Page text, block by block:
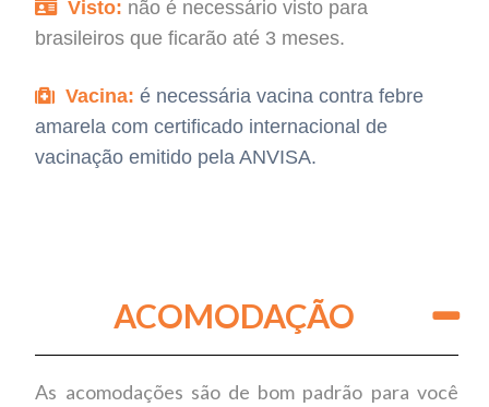
Visto: não é necessário visto para
brasileiros que ficarão até 3 meses.
Vacina: é necessária vacina contra febre
amarela com certificado internacional de
vacinação emitido pela ANVISA.
ACOMODAÇÃO
As acomodações são de bom padrão para você